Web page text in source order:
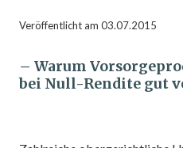
Veröffentlicht am 03.07.2015
– Warum
bei Null-Rendite gut